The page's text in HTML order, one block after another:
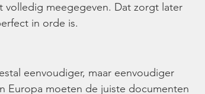
meegegeven. Dat zorgt later
in orde is.
eenvoudiger, maar eenvoudiger
Europa moeten de juiste documenten